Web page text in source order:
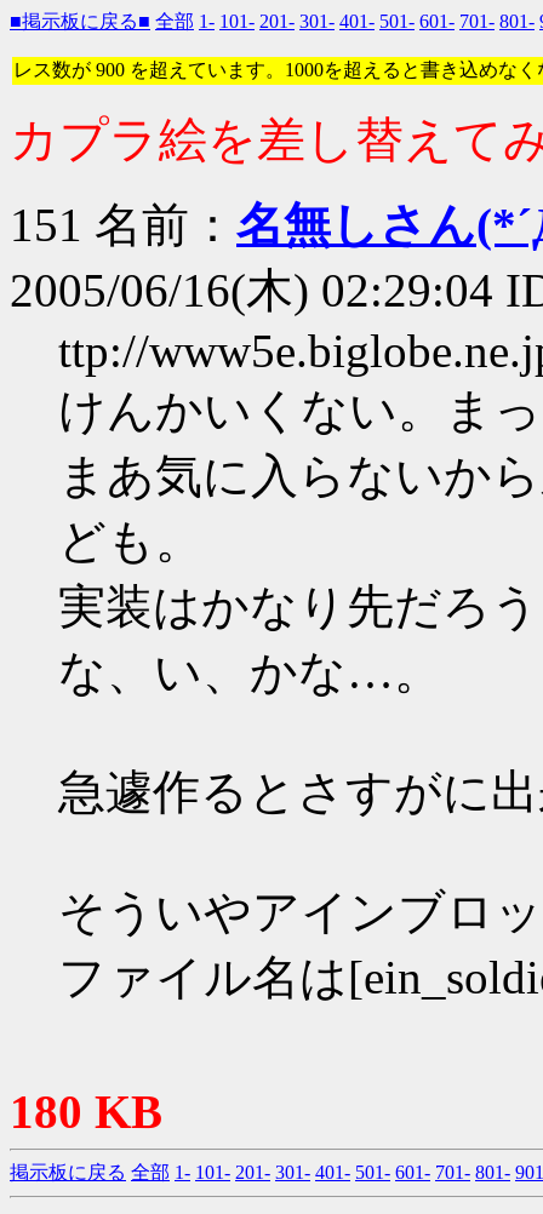
■掲示板に戻る■ 全部 1- 101- 201- 301- 401- 501- 601- 701- 801-
レス数が 900 を超えています。1000を超えると書き込めな
カプラ絵を差し替えて
151 名前： 名無しさん
2005/06/16(木) 02:29:04
ttp://
けんかいくない。ま
まあ気に入らないか
ども。
実装はかなり先だろ
な、い、かな…。
急遽作るとさすがに
そういやアインブロ
ファイル名は
180 KB
掲示板に戻る 全部 1- 101- 201- 301- 401- 501- 601- 701- 801-